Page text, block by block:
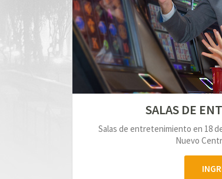
SALAS DE
Salas de entretenimiento en 18
Nuevo